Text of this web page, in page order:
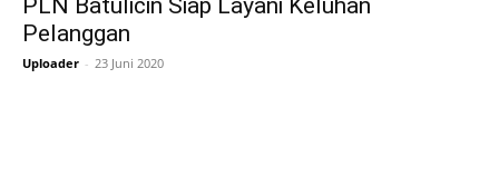
PLN Batulicin Siap Layani Keluhan
Pelanggan
Uploader - 23 Juni 2020